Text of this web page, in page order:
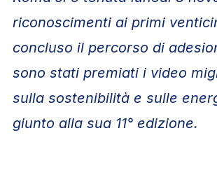
riconoscimenti ai primi
concluso il percorso di
sono stati premiati i video
sulla sostenibilità e sulle
giunto alla sua 11° edizione.